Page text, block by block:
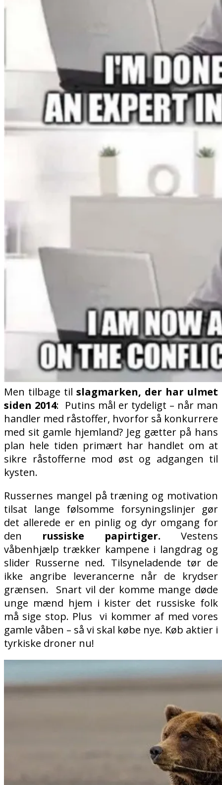
Men tilbage til slagmarken, der har ulmet
siden 2014: Putins mål er tydeligt – når man
handler med råstoffer, hvorfor så konkurrere
med sit gamle hjemland? Jeg gætter på hans
plan hele tiden primært har handlet om at
sikre råstofferne mod øst og adgangen til
kysten.
Russernes mangel på træning og motivation
tilsat lange følsomme forsyningslinjer gør
det allerede er en pinlig og dyr omgang for
den russiske papirtiger. Vestens
våbenhjælp trækker kampene i langdrag og
slider Russerne ned. Tilsyneladende tør de
ikke angribe leverancerne når de krydser
grænsen.
Snart vil der komme mange døde
unge mænd hjem i kister det russiske folk
må sige stop. Plus
vi kommer af med vores
gamle våben – så vi skal købe nye. Køb aktier i
tyrkiske droner nu!